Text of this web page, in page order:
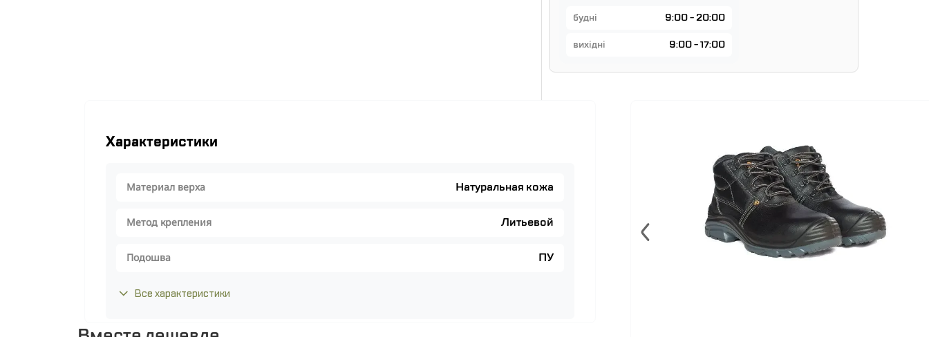
будні 9:00 - 20:00
вихідні 9:00 - 17:00
Характеристики
Материал верха Натуральная кожа
Метод крепления Литьевой
Подошва ПУ
Все характеристики